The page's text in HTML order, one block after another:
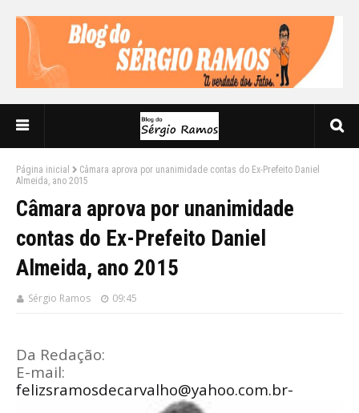
Página inicial
Câmara aprova por unanimidade contas do Ex-Prefeito Daniel
Almeida, ano 2015
Câmara aprova por unanimidade
contas do Ex-Prefeito Daniel
Almeida, ano 2015
Sérgio Ramos 09:45
Da Redação:
E-mail:
felizsramosdecarvalho@yahoo.com.br-